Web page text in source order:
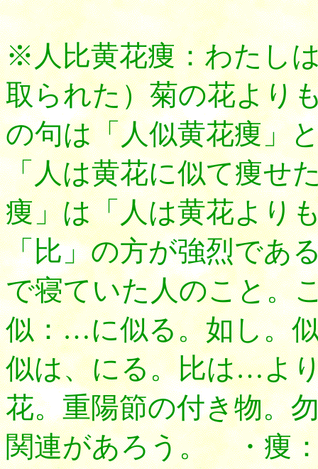
※人比黄花痩：わたし
取られた）菊の花よ
の句は「人似黄花痩」
「人は黄花に似て痩せ
痩」は「人は黄花より
「比」の方が強烈であ
で寝ていた人のこと。
似：…に似る。如し。
似は、にる。比は…よ
花。重陽節の付き物。
関連があろう。 ・痩